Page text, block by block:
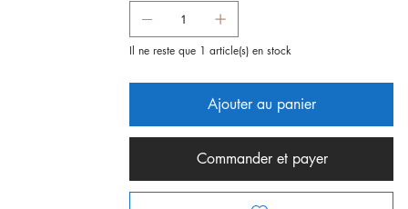
Il ne reste que 1 article(s) en stock
Ajouter au panier
Commander et payer